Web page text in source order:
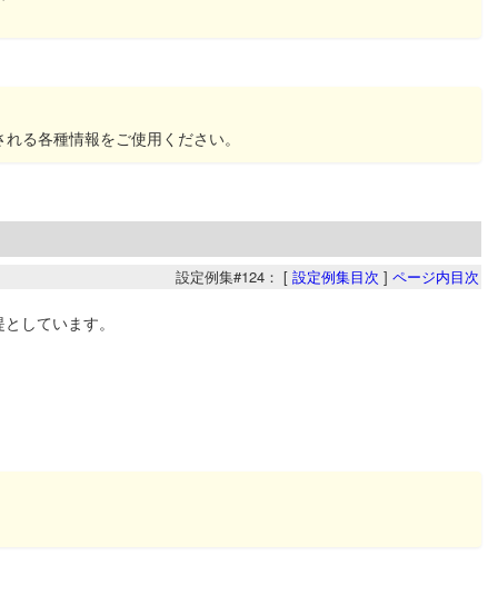
る各種情報をご使用ください。
設定例集#124： [ 設定例集目次 ] ページ内目次
しています。